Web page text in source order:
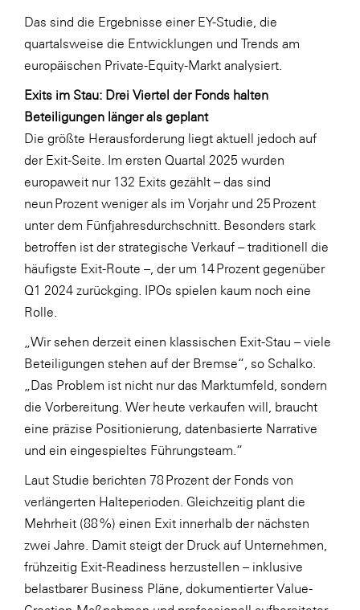
Das sind die Ergebnisse einer EY-Studie, die
quartalsweise die Entwicklungen und Trends am
europäischen Private-Equity-Markt analysiert.
Exits im Stau: Drei Viertel der Fonds halten
Beteiligungen länger als geplant
Die größte Herausforderung liegt aktuell jedoch auf
der Exit-Seite. Im ersten Quartal 2025 wurden
europaweit nur 132 Exits gezählt – das sind
neun Prozent weniger als im Vorjahr und 25 Prozent
unter dem Fünfjahresdurchschnitt. Besonders stark
betroffen ist der strategische Verkauf – traditionell die
häufigste Exit-Route –, der um 14 Prozent gegenüber
Q1 2024 zurückging. IPOs spielen kaum noch eine
Rolle.
„Wir sehen derzeit einen klassischen Exit-Stau – viele
Beteiligungen stehen auf der Bremse“, so Schalko.
„Das Problem ist nicht nur das Marktumfeld, sondern
die Vorbereitung. Wer heute verkaufen will, braucht
eine präzise Positionierung, datenbasierte Narrative
und ein eingespieltes Führungsteam.“
Laut Studie berichten 78 Prozent der Fonds von
verlängerten Halteperioden. Gleichzeitig plant die
Mehrheit (88 %) einen Exit innerhalb der nächsten
zwei Jahre. Damit steigt der Druck auf Unternehmen,
frühzeitig Exit-Readiness herzustellen – inklusive
belastbarer Business Pläne, dokumentierter Value-